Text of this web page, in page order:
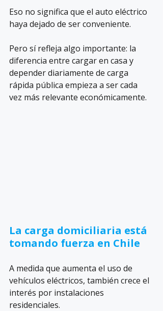
Eso no significa que el auto eléctrico
haya dejado de ser conveniente.
Pero sí refleja algo importante: la
diferencia entre cargar en casa y
depender diariamente de carga
rápida pública empieza a ser cada
vez más relevante económicamente.
La carga domiciliaria está
tomando fuerza en Chile
A medida que aumenta el uso de
vehículos eléctricos, también crece el
interés por instalaciones
residenciales.